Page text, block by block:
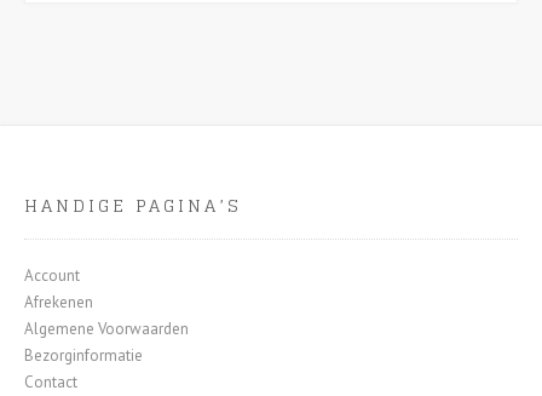
HANDIGE PAGINA’S
Account
Afrekenen
Algemene Voorwaarden
Bezorginformatie
Contact